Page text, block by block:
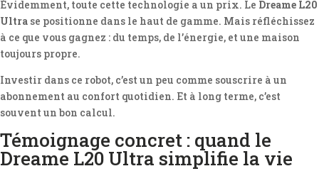
Évidemment, toute cette technologie a un prix. Le Dreame L20
Ultra se positionne dans le haut de gamme. Mais réfléchissez
à ce que vous gagnez : du temps, de l’énergie, et une maison
toujours propre.
Investir dans ce robot, c’est un peu comme souscrire à un
abonnement au confort quotidien. Et à long terme, c’est
souvent un bon calcul.
Témoignage concret : quand le
Dreame L20 Ultra simplifie la vie